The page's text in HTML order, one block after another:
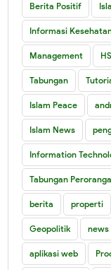
Berita Positif
Informasi
Management
Tabungan
Islam Peace
Islam News
Information
Tabungan
berita properti
Geopolitik news
aplikasi web